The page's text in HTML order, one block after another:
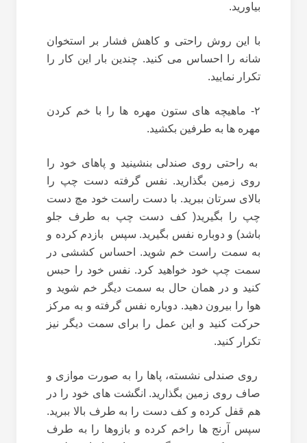
بیاورید.
با این روش راحتی و کاهش فشار بر استخوان
شانه را احساس می کنید. چندین بار این کار را
تکرار نمایید.
۲- ماهیچه های ستون مهره ها را با خم کردن
مهره ها به طرفین بکشید.
به راحتی روی صندلی بنشینید و پاهای خود را
روی زمین بگذارید. نفس گرفته دست چپ را
بالای سرتان ببرید. با دست راست خود مچ دست
چپ را بگیرید( کف دست چپ به طرف جلو
باشد) و دوباره نفس بگیرید. سپس بازدم کرده و
به سمت راست خم شوید. احساس کششی در
سمت چپ خود خواهید کرد. نفس خود را حبس
کنید و در همان حال به سمت دیگر خم شوید و
هوا را بیرون دهید. دوباره نفس گرفته و به مرکز
حرکت کنید و این عمل را برای سمت دیگر نیز
تکرار کنید.
روی صندلی نشسته، پاها را به صورت موازی و
صاف روی زمین بگذارید. انگشت های خود را در
هم قفل کرده و کف دست را به طرف بالا ببرید.
سپس آرنج ها راخم کرده و بازوها را به طرف